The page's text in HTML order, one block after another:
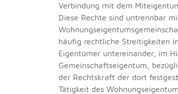
Verbindung mit dem
Diese Rechte sind untrennbar
häufig rechtliche Streitigkeiten
Eigentümer untereinander, im
Gemeinschaftseigentum,
der Rechtskraft der dort
Tätigkeit des